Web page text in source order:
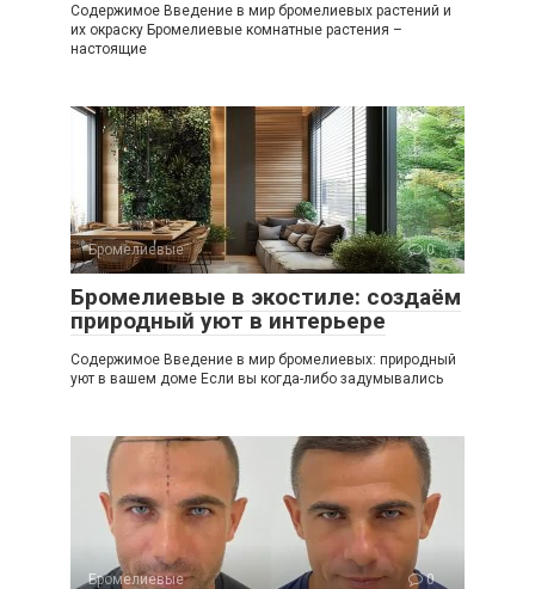
Содержимое Введение в мир бромелиевых растений и
их окраску Бромелиевые комнатные растения –
настоящие
Бромелиевые 0
Бромелиевые в экостиле: создаём
природный уют в интерьере
Содержимое Введение в мир бромелиевых: природный
уют в вашем доме Если вы когда-либо задумывались
Бромелиевые 0